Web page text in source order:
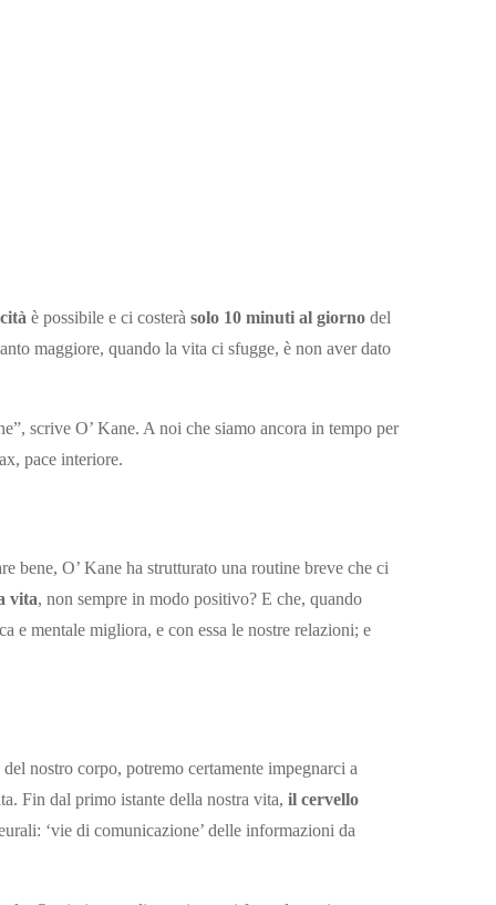
è possibile e ci costerà solo 10 minuti al giorno del
maggiore, quando la vita ci sfugge, è non aver dato
scrive O’ Kane. A noi che siamo ancora in tempo per
pace interiore.
bene, O’ Kane ha strutturato una routine breve che ci
vita, non sempre in modo positivo? E che, quando
e mentale migliora, e con essa le nostre relazioni; e
nostro corpo, potremo certamente impegnarci a
Fin dal primo istante della nostra vita, il cervello
‘vie di comunicazione’ delle informazioni da